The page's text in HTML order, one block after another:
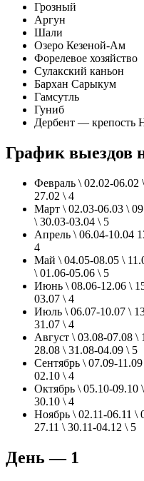
Грозный
Аргун
Шали
Озеро Кезеной-Ам
Форелевое хозяйство
Сулакский каньон
Бархан Сарыкум
Гамсутль
Гуниб
Дербент — крепость
График выездов
Февраль \ 02.02-06.02
27.02 \ 4
Март \ 02.03-06.03 \
\ 30.03-03.04 \ 5
Апрель \ 06.04-10.04
4
Май \ 04.05-08.05 \
\ 01.06-05.06 \ 5
Июнь \ 08.06-12.06 \
03.07 \ 4
Июль \ 06.07-10.07 \
31.07 \ 4
Август \ 03.08-07.08 \
28.08 \ 31.08-04.09 \ 5
Сентябрь \ 07.09-
02.10 \ 4
Октябрь \ 05.10-09.10
30.10 \ 4
Ноябрь \ 02.11-06.11 \
27.11 \ 30.11-04.12 \ 5
День — 1